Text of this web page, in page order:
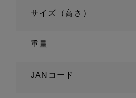
サイズ（高さ）
重量
JANコード